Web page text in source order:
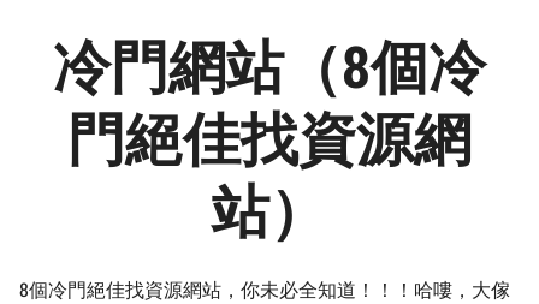
冷門網站（8個冷
門絕佳找資源網
站）
8個冷門絕佳找資源網站，你未必全知道！！！哈嘍，大傢